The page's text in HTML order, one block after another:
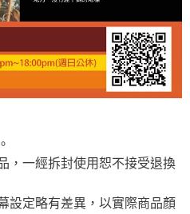
，一經拆封使用恕不接受退換
設定略有差異，以實際商品顏